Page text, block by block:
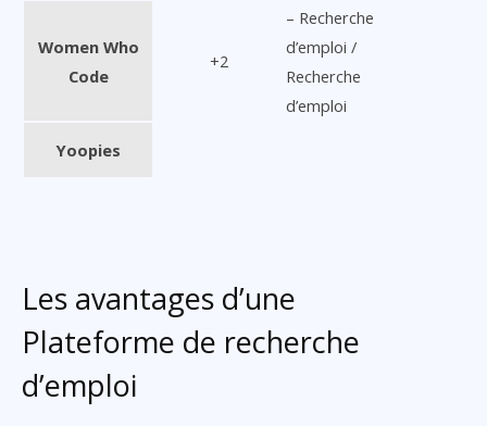
Women Who
Code
+2
– Recherche
d’emploi /
Recherche
d’emploi
Yoopies
Les avantages d’une
Plateforme de recherche
d’emploi